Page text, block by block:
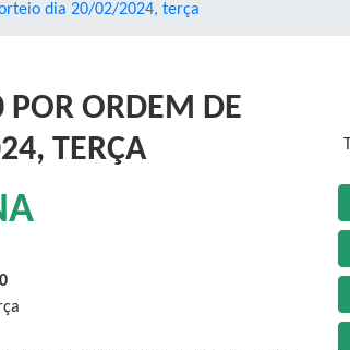
dia 20/02/2024, terça
POR ORDEM DE
TERÇA